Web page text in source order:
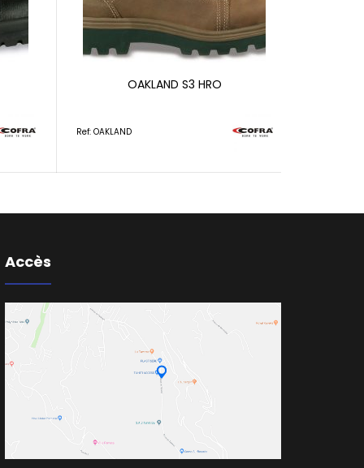
OAKLAND S3 HRO
Ref: OAKLAND
Accès